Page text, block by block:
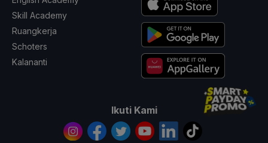
Skill Academy
Ruangkerja
Schoters
Kalananti
Ikuti Kami